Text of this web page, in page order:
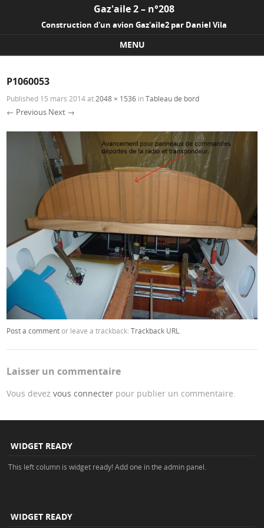
Gaz'aile 2 – n°208
Construction d'un avion Gaz'aile2 par Daniel Vila
MENU
P1060053
Published 15 mars 2014at 2048 × 1536 inTableau de bord
← Previous Next →
Post a commentor leave a trackback:Trackback URL
Laisser un commentaire
Vous devezvous connecter pour publier un commentaire.
WIDGET READY
This left column is widget ready! Add one in the admin panel.
WIDGET READY